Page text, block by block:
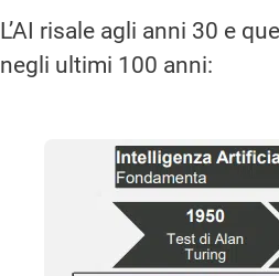
L’AI risale agli anni 30 e
negli ultimi 100 anni: